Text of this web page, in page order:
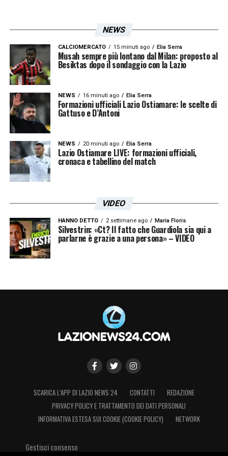
Suwarso
, presidente delComo. Cosa che dà
consistenza a una pista che non nasce oggi,
ma che potrebbe svilupparsi con maggiore
forza nelle prossime settimane.
Per i lariani,
profilo già pronto per la Serie A, con
esperienza in piazze importanti e margini
ancora interessanti considerando l’età. Per la
concreto delComo potrebbe aprire una
riflessione sul futuro della fascia sinistra e
sulla costruzione della rosa per la prossima
stagione.
NEWS
CALCIOMERCATO 15 minuti ago Elia Serra
Musah sempre più lontano dal Milan: proposto al
Besiktas dopo il sondaggio con la Lazio
NEWS 16 minuti ago Elia Serra
Formazioni ufficiali Lazio Ostiamare: le scelte di
Gattuso e D’Antoni
NEWS 20 minuti ago Elia Serra
Lazio Ostiamare LIVE: formazioni ufficiali,
cronaca e tabellino del match
VIDEO
HANNO DETTO 2 settimane ago Maria Floris
Silvestrin: «Ct? Il fatto che Guardiola sia qui a
parlarne è grazie a una persona» – VIDEO
SCARICA L’APP DI LAZIO NEWS 24 CONTATTI
REDAZIONE
PRIVACY POLICY E TRATTAMENTO DEI DATI PERSONALI
INFORMATIVA ESTESA SUI COOKIE (COOKIE POLICY)
NETWORK
Gestisci consenso